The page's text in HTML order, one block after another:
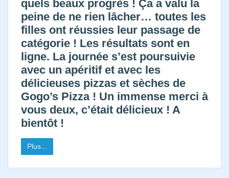
quels beaux progrès ! Ça a valu la
peine de ne rien lâcher… toutes les
filles ont réussies leur passage de
catégorie ! Les résultats sont en
ligne. La journée s’est poursuivie
avec un apéritif et avec les
délicieuses pizzas et sèches de
Gogo’s Pizza ! Un immense merci à
vous deux, c’était délicieux ! A
bientôt !
Plus...